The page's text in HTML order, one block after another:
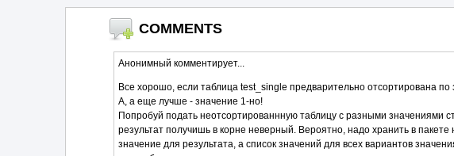
COMMENTS
Анонимный комментирует...
Все хорошо, если таблица test_single предварительно отсортирована по
A, а еще лучше - значение 1-но!
Попробуй подать неотсортированнную таблицу с разными значениями
результат получишь в корне неверный. Вероятно, надо хранить в пакете
значение для результата, а список значений для всех вариантов